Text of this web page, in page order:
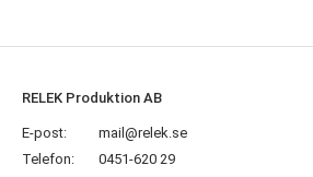
RELEK Produktion AB
E-post:
mail@relek.se
Telefon:
0451-620 29